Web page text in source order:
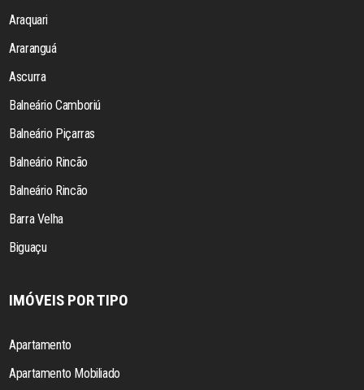
Araquari
Araranguá
Ascurra
Balneário Camboriú
Balneário Piçarras
Balneário Rincão
Balneário Rincão
Barra Velha
Biguaçu
IMÓVEIS POR TIPO
Apartamento
Apartamento Mobiliado